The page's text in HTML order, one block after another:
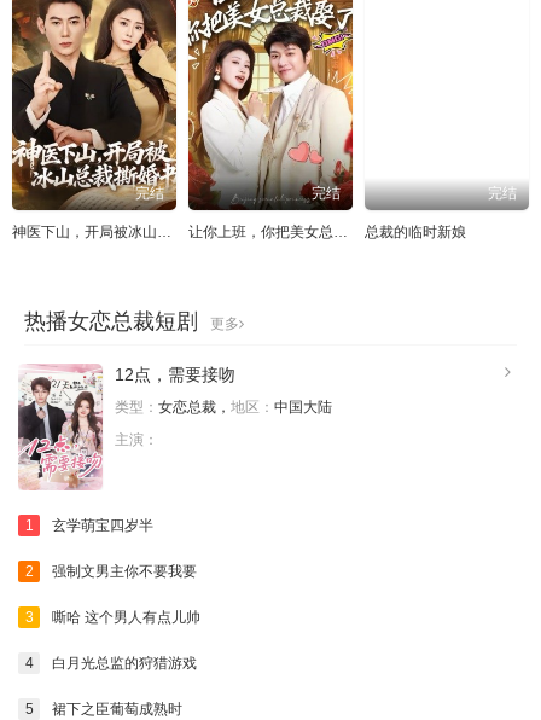
完结
神医下山，开局被冰山总裁撕婚书
完结
让你上班，你把美女总裁娶了
完结
总裁的临时新娘
热播女恋总裁短剧 更多
12点，需要接吻
类型： 女恋总裁， 地区： 中国大陆
主演：
1 玄学萌宝四岁半
2 强制文男主你不要我要
3 嘶哈 这个男人有点儿帅
4 白月光总监的狩猎游戏
5 裙下之臣葡萄成熟时